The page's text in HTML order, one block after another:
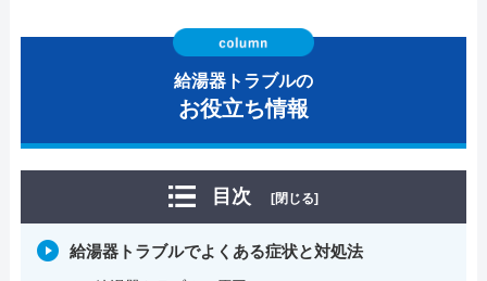
給湯器トラブルの
お役立ち情報
目次 [閉じる]
給湯器トラブルでよくある症状と対処法